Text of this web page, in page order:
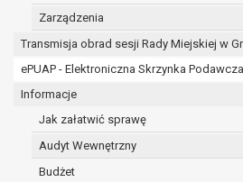
Zarządzenia
Transmisja obrad sesji Rady Miejskiej w
ePUAP - Elektroniczna Skrzynka Podawcza
Informacje
Jak załatwić sprawę
Audyt Wewnętrzny
Budżet
kategoriom odbiorców danych
Odbiorcami mogą być:
podmioty, które
osobowe w imieniu
osobowych;
podmioty upoważnione